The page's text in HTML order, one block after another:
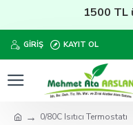
1500 TL
GIRIŞ KAYIT OL
0/80C Isıtıcı Termostatı